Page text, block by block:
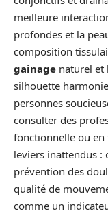
meilleure
profondes et la
composition
gainage naturel et
silhouette
personnes
consulter des
fonctionnelle ou en
leviers inattendus :
prévention des
qualité de
comme un